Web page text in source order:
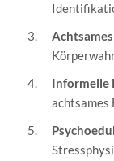
Achtsames
Informelle
achtsames